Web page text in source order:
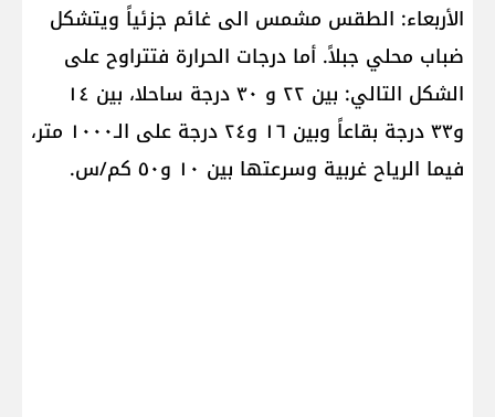
الأربعاء: الطقس مشمس الى غائم جزئياً ويتشكل
ضباب محلي جبلاً. أما درجات الحرارة فتتراوح على
الشكل التالي: بين ٢٢ و ٣٠ درجة ساحلا، بين ١٤
و٣٣ درجة بقاعاً وبين ١٦ و٢٤ درجة على الـ١٠٠٠ متر،
فيما الرياح غربية وسرعتها بين ١٠ و٥٠ كم/س.